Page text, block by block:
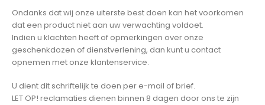
Ondanks dat wij onze uiterste best doen kan het voorkomen
dat een product niet aan uw verwachting voldoet.
Indien u klachten heeft of opmerkingen over onze
geschenkdozen of dienstverlening, dan kunt u contact
opnemen met onze klantenservice.
U dient dit schriftelijk te doen per e-mail of brief.
LET OP! reclamaties dienen binnen 8 dagen door ons te zijn